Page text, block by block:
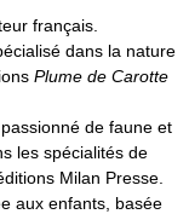
français.
dans la nature
Plume de Carotte
de faune et
les spécialités de
Milan Presse.
aux enfants, basée